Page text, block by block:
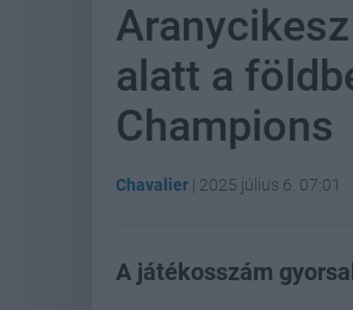
alatt a
Champions
Chavalier | 2025 július 6. 07:01
A játékosszám